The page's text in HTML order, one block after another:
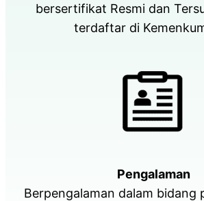
bersertifikat Resmi dan
terdaftar di
Pengalaman
Berpengalaman dalam bidang